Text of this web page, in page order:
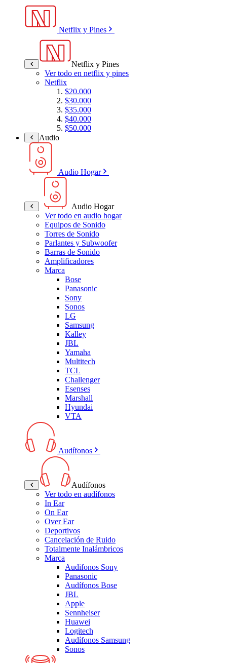
Netflix y Pines
Netflix y Pines
Ver todo en netflix y pines
Netflix
$20.000
$30.000
$35.000
$40.000
$50.000
Audio
Audio Hogar
Audio Hogar
Ver todo en audio hogar
Equipos de Sonido
Torres de Sonido
Parlantes y Subwoofer
Barras de Sonido
Amplificadores
Marca
Bose
Panasonic
Sony
Sonos
LG
Samsung
Kalley
JBL
Yamaha
Multitech
TCL
Challenger
Esenses
Marshall
Hyundai
VTA
Audífonos
Audífonos
Ver todo en audífonos
In Ear
On Ear
Over Ear
Deportivos
Cancelación de Ruido
Totalmente Inalámbricos
Marca
Audifonos Sony
Panasonic
Audífonos Bose
JBL
Apple
Sennheiser
Huawei
Logitech
Audífonos Samsung
Sonos